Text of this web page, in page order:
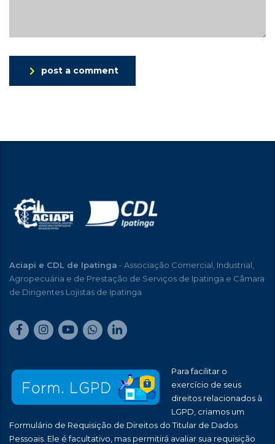
post a comment
Aciapi e CDL de Ipatinga - Associação Comercial, Industrial,
Agropecuária e de Prestação de Serviços de Ipatinga e Câmara
de Dirigentes Lojistas de Ipatinga
Para facilitar o
exercício de seus
direitos relacionados à
LGPD, criamos um
Formulário de Requisição de Direitos do Titular de Dados
Pessoais. Ele é facultativo, mas permitirá avaliar sua requisição